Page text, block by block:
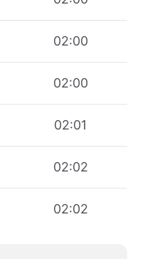
02:00
02:00
02:01
02:02
02:02